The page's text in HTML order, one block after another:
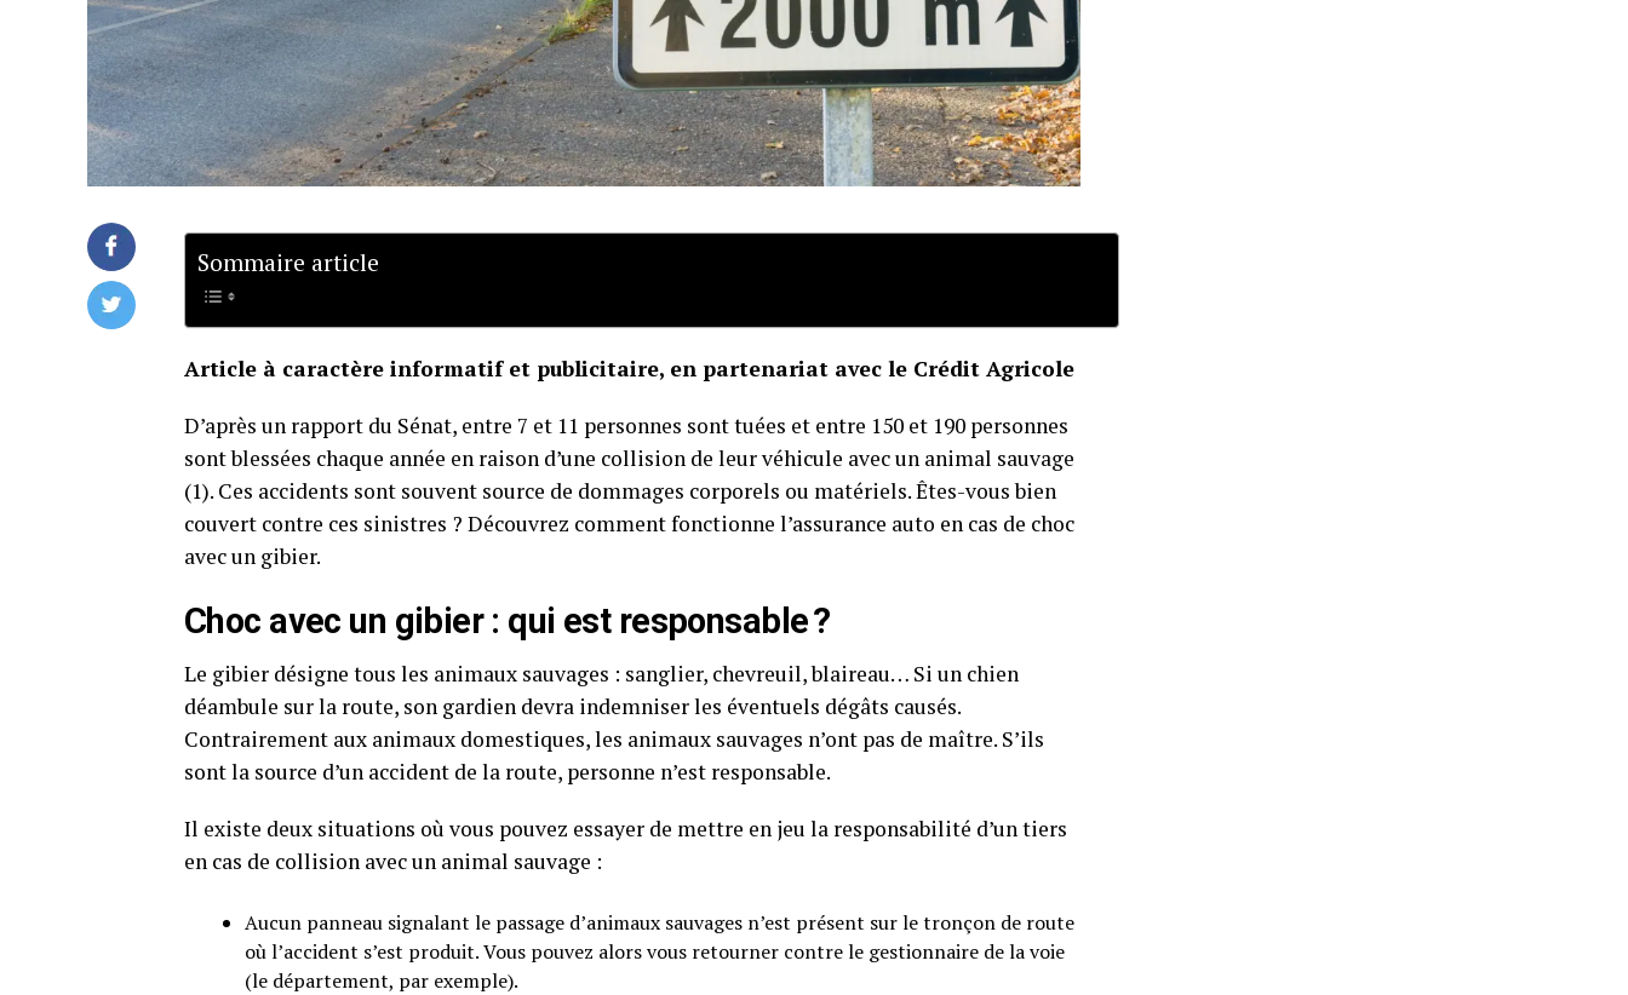
Sommaire article
Article à caractère informatif et publicitaire, en partenariat avec le Crédit Agricole
D’après un rapport du Sénat, entre 7 et 11 personnes sont tuées et entre 150 et 190 personnes
sont blessées chaque année en raison d’une collision de leur véhicule avec un animal sauvage
(1). Ces accidents sont souvent source de dommages corporels ou matériels. Êtes-vous bien
couvert contre ces sinistres ? Découvrez comment fonctionne l’assurance auto en cas de choc
avec un gibier.
Choc avec un gibier : qui est responsable ?
Le gibier désigne tous les animaux sauvages : sanglier, chevreuil, blaireau… Si un chien
déambule sur la route, son gardien devra indemniser les éventuels dégâts causés.
Contrairement aux animaux domestiques, les animaux sauvages n’ont pas de maître. S’ils
sont la source d’un accident de la route, personne n’est responsable.
Il existe deux situations où vous pouvez essayer de mettre en jeu la responsabilité d’un tiers
en cas de collision avec un animal sauvage :
Aucun panneau signalant le passage d’animaux sauvages n’est présent sur le tronçon de route
où l’accident s’est produit. Vous pouvez alors vous retourner contre le gestionnaire de la voie
(le département, par exemple).